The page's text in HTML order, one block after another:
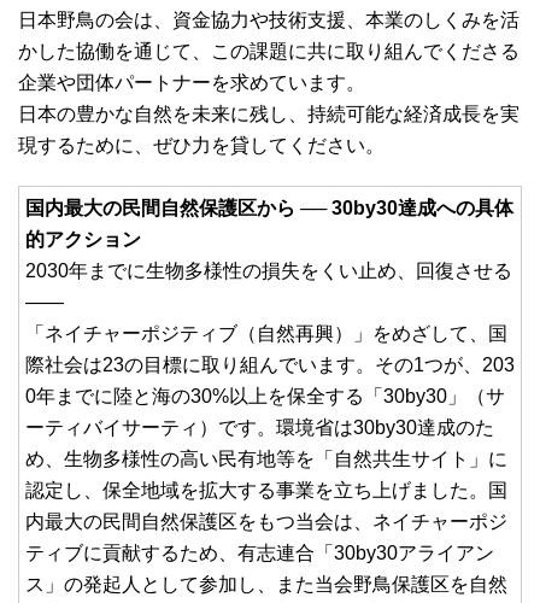
日本野鳥の会は、資金協力や技術支援、本業のしくみを活
かした協働を通じて、この課題に共に取り組んでくださる
企業や団体パートナーを求めています。
日本の豊かな自然を未来に残し、持続可能な経済成長を実
現するために、ぜひ力を貸してください。
国内最大の民間自然保護区から ── 30by30達成への具体
的アクション
2030年までに生物多様性の損失をくい止め、回復させる
――
「ネイチャーポジティブ（自然再興）」をめざして、国
際社会は23の目標に取り組んでいます。その1つが、203
0年までに陸と海の30%以上を保全する「30by30」（サ
ーティバイサーティ）です。環境省は30by30達成のた
め、生物多様性の高い民有地等を「自然共生サイト」に
認定し、保全地域を拡大する事業を立ち上げました。国
内最大の民間自然保護区をもつ当会は、ネイチャーポジ
ティブに貢献するため、有志連合「30by30アライアン
ス」の発起人として参加し、また当会野鳥保護区を自然